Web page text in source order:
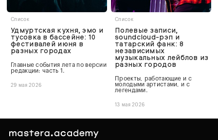
Список
Удмуртская кухня, эмо и
тусовка в бассейне: 10
фестивалей июня в
разных городах
Главные события лета по версии
редакции: часть 1.
29 мая 2026
Список
Полевые записи,
soundcloud-рэп и
татарский фанк: 8
независимых
музыкальных лейблов из
разных городов
Проекты, работающие и с
молодыми артистами, и с
легендами.
13 мая 2026